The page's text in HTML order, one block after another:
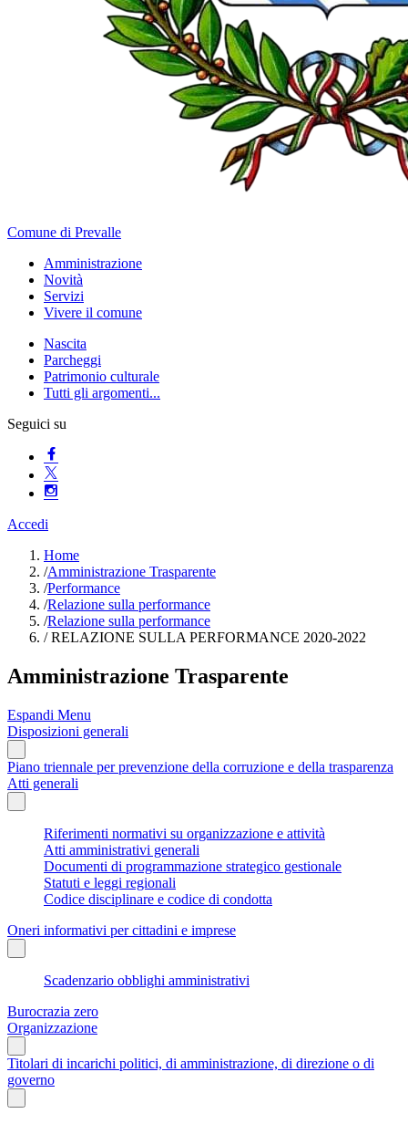
Comune di Prevalle
Amministrazione
Novità
Servizi
Vivere il comune
Nascita
Parcheggi
Patrimonio culturale
Tutti gli argomenti...
Seguici su
Accedi
Home
/Amministrazione Trasparente
/Performance
/Relazione sulla performance
/Relazione sulla performance
/RELAZIONE SULLA PERFORMANCE 2020-2022
Amministrazione Trasparente
Espandi Menu
Disposizioni generali
Piano triennale per prevenzione della corruzione e della trasparenza
Atti generali
Riferimenti normativi su organizzazione e attività
Atti amministrativi generali
Documenti di programmazione strategico gestionale
Statuti e leggi regionali
Codice disciplinare e codice di condotta
Oneri informativi per cittadini e imprese
Scadenzario obblighi amministrativi
Burocrazia zero
Organizzazione
Titolari di incarichi politici, di amministrazione, di direzione o di
governo